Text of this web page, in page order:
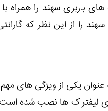
باربری سهند را همراه با
را از این نظر که
یکی از ویژگی های
لیفتراک ها نصب شده است